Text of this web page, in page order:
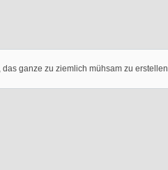
ganze zu ziemlich mühsam zu erstellen